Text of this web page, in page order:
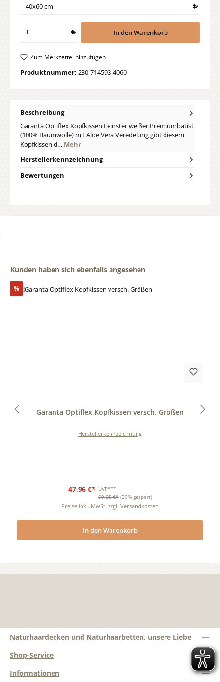
In den Warenkorb
Zum Merkzettel hinzufügen
Produktnummer: 230-714593-4060
Beschreibung
Garanta Optiflex Kopfkissen Feinster weißer Premiumbatist
(100% Baumwolle) mit Aloe Vera Veredelung gibt diesem
Kopfkissen d… Mehr
Herstellerkennzeichnung
Bewertungen
Produktgalerie überspringen
Kunden haben sich ebenfalls angesehen
%Rabatt
Durchschnittliche Bewertung von 0 von 5 Sternen
Garanta Optiflex Kopfkissen versch. Größen
Herstellerkennzeichnung
47,96 €* UVP***
59,95 €* (20% gespart)
Preise inkl. MwSt. zzgl. Versandkosten
In den Warenkorb
Naturhaardecken und Naturhaarbetten, unsere Liebe
Shop-Service
Informationen